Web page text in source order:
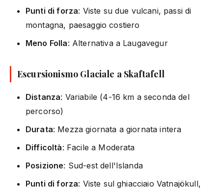
Punti di forza: Viste su due vulcani, passi di
montagna, paesaggio costiero
Meno Folla: Alternativa a Laugavegur
Escursionismo Glaciale a Skaftafell
Distanza: Variabile (4-16 km a seconda del
percorso)
Durata: Mezza giornata a giornata intera
Difficoltà: Facile a Moderata
Posizione: Sud-est dell'Islanda
Punti di forza: Viste sul ghiacciaio Vatnajökull,